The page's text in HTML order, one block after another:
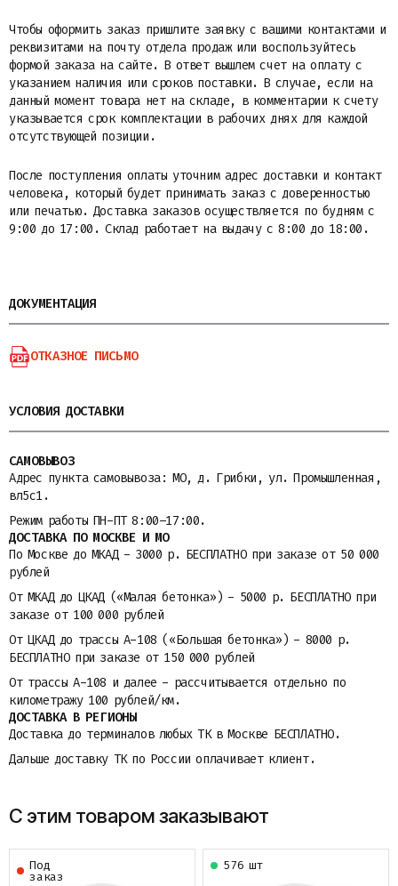
Чтобы оформить заказ пришлите заявку с вашими контактами и
реквизитами на почту отдела продаж или воспользуйтесь
формой заказа на сайте. В ответ вышлем счет на оплату с
указанием наличия или сроков поставки. В случае, если на
данный момент товара нет на складе, в комментарии к счету
указывается срок комплектации в рабочих днях для каждой
отсутствующей позиции.
После поступления оплаты уточним адрес доставки и контакт
человека, который будет принимать заказ с доверенностью
или печатью. Доставка заказов осуществляется по будням с
9:00 до 17:00. Склад работает на выдачу с 8:00 до 18:00.
ДОКУМЕНТАЦИЯ
ОТКАЗНОЕ ПИСЬМО
УСЛОВИЯ ДОСТАВКИ
САМОВЫВОЗ
Адрес пункта самовывоза: МО, д. Грибки, ул. Промышленная,
вл5с1.
Режим работы ПН-ПТ 8:00–17:00.
ДОСТАВКА ПО МОСКВЕ И МО
По Москве до МКАД - 3000 р. БЕСПЛАТНО при заказе от 50 000
рублей
От МКАД до ЦКАД («Малая бетонка») - 5000 р. БЕСПЛАТНО при
заказе от 100 000 рублей
От ЦКАД до трассы A-108 («Большая бетонка») - 8000 р.
БЕСПЛАТНО при заказе от 150 000 рублей
От трассы A-108 и далее - рассчитывается отдельно по
километражу 100 рублей/км.
ДОСТАВКА В РЕГИОНЫ
Доставка до терминалов любых ТК в Москве БЕСПЛАТНО.
Дальше доставку ТК по России оплачивает клиент.
С этим товаром заказывают
Под
заказ
576 шт